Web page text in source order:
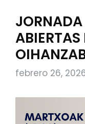
JORNADA
febrero 26,